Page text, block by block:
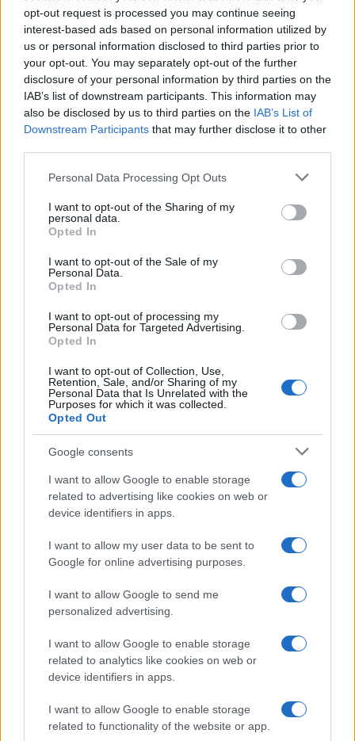
opt-out request is processed you may continue seeing
interest-based ads based on personal information utilized by
us or personal information disclosed to third parties prior to
your opt-out. You may separately opt-out of the further
disclosure of your personal information by third parties on the
IAB’s list of downstream participants. This information may
also be disclosed by us to third parties on the IAB’s List of
Downstream Participants that may further disclose it to other
Please note that this website/app uses one or more Google
not limited to your visit or usage behaviour. You may click to
grant or deny consent to Google and its third-party tags to
use your data for below specified purposes in below Google
consent section.
Personal Data Processing Opt Outs
I want to opt-out of the Sharing of my
personal data.
Opted In
I want to opt-out of the Sale of my
Personal Data.
Opted In
I want to opt-out of processing my
Personal Data for Targeted Advertising.
Opted In
I want to opt-out of Collection, Use,
Retention, Sale, and/or Sharing of my
Personal Data that Is Unrelated with the
Purposes for which it was collected.
Opted Out
Google consents
I want to allow Google to enable storage
related to advertising like cookies on web or
device identifiers in apps.
I want to allow my user data to be sent to
Google for online advertising purposes.
I want to allow Google to send me
personalized advertising.
I want to allow Google to enable storage
related to analytics like cookies on web or
device identifiers in apps.
I want to allow Google to enable storage
related to functionality of the website or app.
Federica Porcu
Md La Maddalena
Notizie La Maddalena
Santina Market
Vicesindaca La Maddalena
Inviaci le tue segnalazioni,
i tuoi video e le tue foto
Su WhatsApp al numero +39
345 356 7512
Entra nel canale telegram di
GalluraOggi.it
Ricevi le nostre ultime news
daGoogle News
Condividi l'articolo
F
ce
o
o
k
T
w
it
te
r
Pi
te
re
st
W
at
s
A
p
p
S
a
re
Articolo precedente
NOTIZIE RECENTI
Gallura